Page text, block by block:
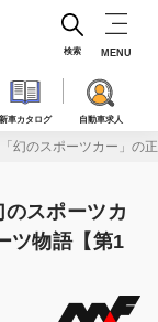
新車カタログ 自動車求人
検索 MENU
幻のスポーツカー」の
スポーツカ
ツ物語【第1